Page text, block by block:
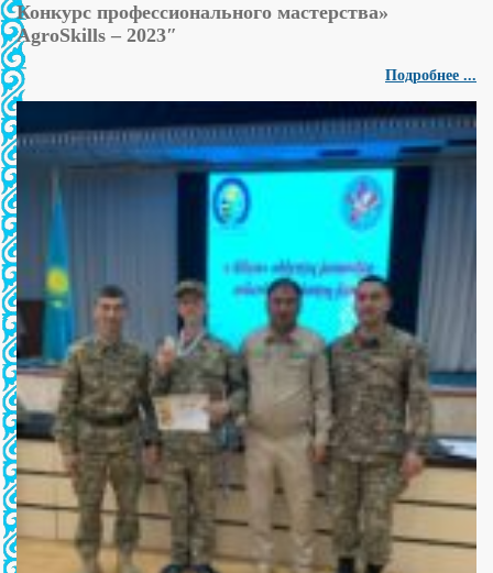
Конкурс профессионального мастерства»
AgroSkills – 2023″
Подробнее ...